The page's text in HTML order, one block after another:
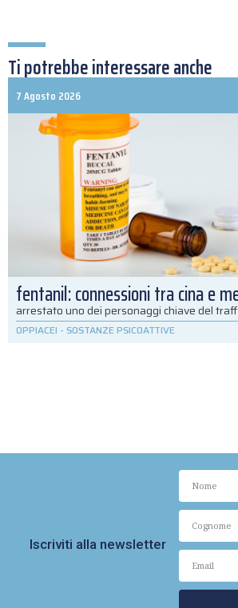
Ti potrebbe interessare anche
7 Agosto 2026
fentanil: connessioni tra cina e
arrestato uno dei personaggi chiave del
OPPIACEI - SOSTANZE PSICOATTIVE
Iscriviti alla newsletter